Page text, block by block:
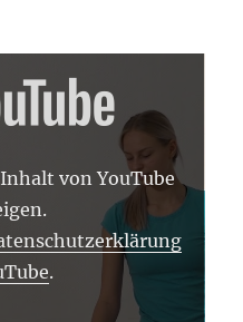
von YouTube
.